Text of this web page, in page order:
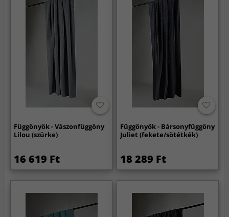
Függönyök - Vászonfüggöny
Lilou (szürke)
16 619 Ft
Függönyök - Bársonyfüggöny
Juliet (fekete/sötétkék)
18 289 Ft